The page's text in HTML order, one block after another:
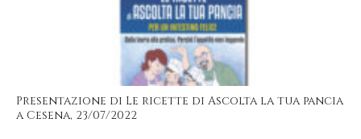
Presentazione di Le ricette di Ascolta la tua pancia
a Cesena, 23/07/2022